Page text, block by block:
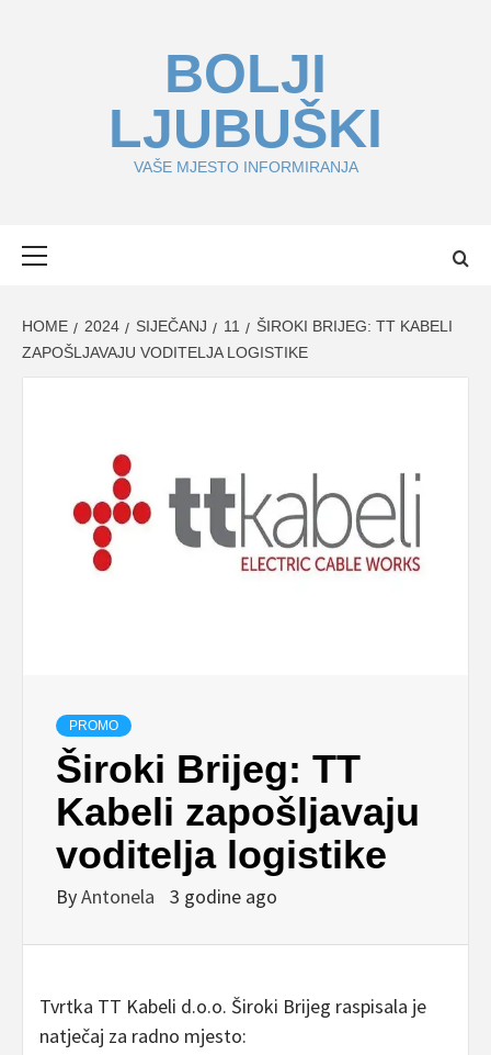
BOLJI
LJUBUŠKI
VAŠE MJESTO INFORMIRANJA
HOME 2024 SIJEČANJ 11
ŠIROKI BRIJEG: TT KABELI
ZAPOŠLJAVAJU VODITELJA LOGISTIKE
PROMO
Široki Brijeg: TT
Kabeli zapošljavaju
voditelja logistike
ByAntonela 3 godine ago
Tvrtka TT Kabeli d.o.o. Široki Brijeg raspisala je
natječaj za radno mjesto: